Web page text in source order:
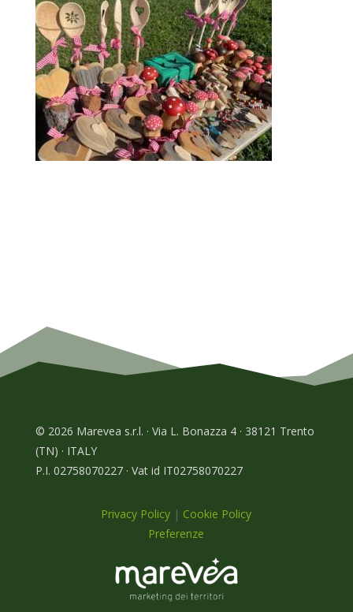
© 2026 Marevea s.r.l. · Via L. Bonazza 4 · 38121 Trento
(TN) · ITALY
P.I. 02758070227 · Vat id IT02758070227
Privacy Policy | Cookie Policy
Preferenze